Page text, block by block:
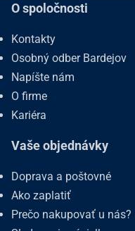
O spoločnosti
Kontakty
Osobný odber Bardejov
Napíšte nám
O firme
Kariéra
Vaše objednávky
Doprava a poštovné
Ako zaplatiť
Prečo nakupovať u nás?